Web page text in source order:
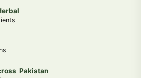
Pakistan